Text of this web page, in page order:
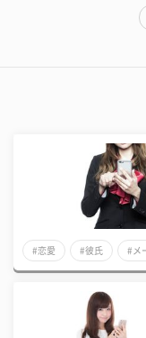
#恋愛 #彼氏 #メ